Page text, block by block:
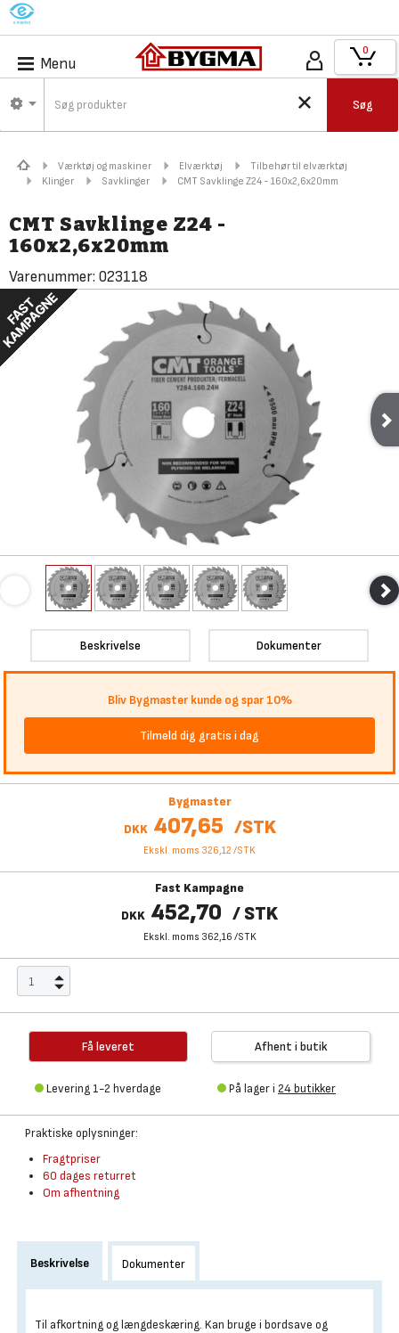
M
Menu
Søg
0
Værktøj og maskiner Elværktøj
Tilbehør til elværktøj
Klinger
Savklinger CMT Savklinge Z24 - 160x2,6x20mm
CMT Savklinge Z24 -
160x2,6x20mm
Varenummer: 023118
Beskrivelse Dokumenter
Bliv Bygmaster kunde og spar 10%
Tilmeld dig gratis i dag
Bygmaster
DKK 407,65 /STK
Ekskl. moms 326,12 /STK
Fast Kampagne
DKK 452,70 /STK
Ekskl. moms 362,16 /STK
Få leveret
Levering 1-2 hverdage
Afhent i butik
På lager i 24 butikker
Praktiske oplysninger:
Fragtpriser
60 dages returret
Om afhentning
Beskrivelse Dokumenter
Til afkortning og længdeskæring. Kan bruge i bordsave og